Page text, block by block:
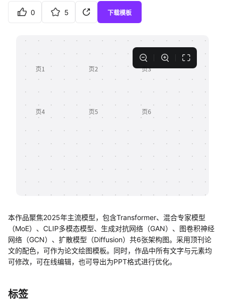
私有化部署
支持
知识分享社区
0 5 下载模板
本作品聚焦2025年主流模型，包含Transformer、混合专家模型
（MoE）、CLIP多模态模型、生成对抗网络（GAN）、图卷积神经
网络（GCN）、扩散模型（Diffusion）共6张架构图。采用顶刊论
文的配色，可作为论文绘图模板。同时，作品中所有文字与元素均
可修改，可在线编辑，也可导出为PPT格式进行优化。
标签